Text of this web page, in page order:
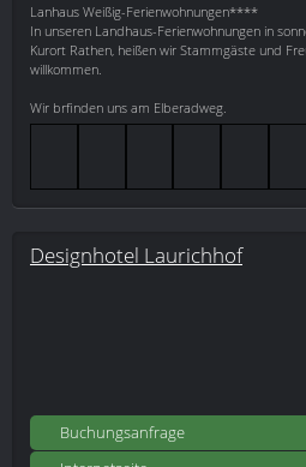
Lanhaus Weißig-Ferienwohnungen****
In unseren Landhaus-Ferienwohnungen in
Kurort Rathen, heißen wir Stammgäste und
willkommen.
Wir brfinden uns am Elberadweg.
Designhotel Laurichhof
Buchungsanfrage